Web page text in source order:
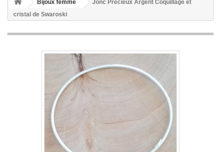
Bijoux femme
Jonc Précieux Argent Coquillage et
cristal de Swaroski